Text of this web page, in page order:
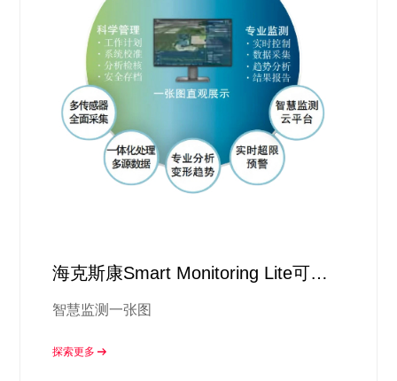
海克斯康Smart Monitoring Lite可视
智慧监测一张图
探索更多